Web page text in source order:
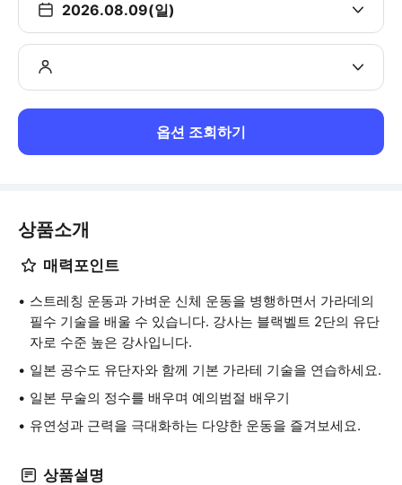
2026.08.09(일)
옵션 조회하기
상품소개
매력포인트
스트레칭 운동과 가벼운 신체 운동을 병행하면서 가라데의
필수 기술을 배울 수 있습니다. 강사는 블랙벨트 2단의 유단
자로 수준 높은 강사입니다.
일본 공수도 유단자와 함께 기본 가라테 기술을 연습하세요.
일본 무술의 정수를 배우며 예의범절 배우기
유연성과 근력을 극대화하는 다양한 운동을 즐겨보세요.
상품설명